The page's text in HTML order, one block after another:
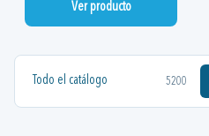
Todo el catálogo 5200
Ver producto